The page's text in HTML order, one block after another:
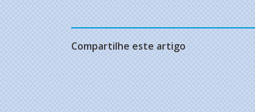
Compartilhe este artigo